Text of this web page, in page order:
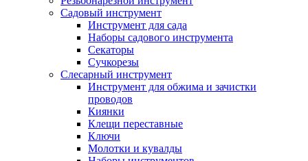
Садовый инструмент
Инструмент для сада
Наборы садового инструмента
Секаторы
Сучкорезы
Слесарный инструмент
Инструмент для обжима и зачистки
проводов
Киянки
Клещи переставные
Ключи
Молотки и кувалды